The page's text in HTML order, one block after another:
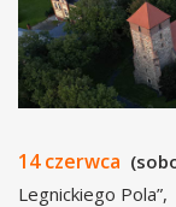
14 czerwca
Legnickiego